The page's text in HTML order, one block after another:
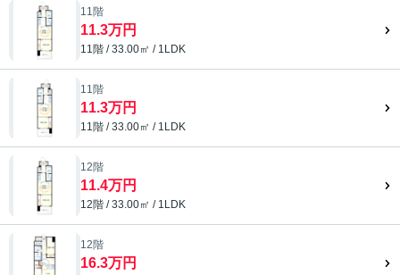
11階
11.3万円
11階 / 33.00㎡ / 1LDK
11階
11.3万円
11階 / 33.00㎡ / 1LDK
12階
11.4万円
12階 / 33.00㎡ / 1LDK
12階
16.3万円